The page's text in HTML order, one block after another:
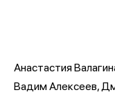
Анастастия
Вадим Алексеев,